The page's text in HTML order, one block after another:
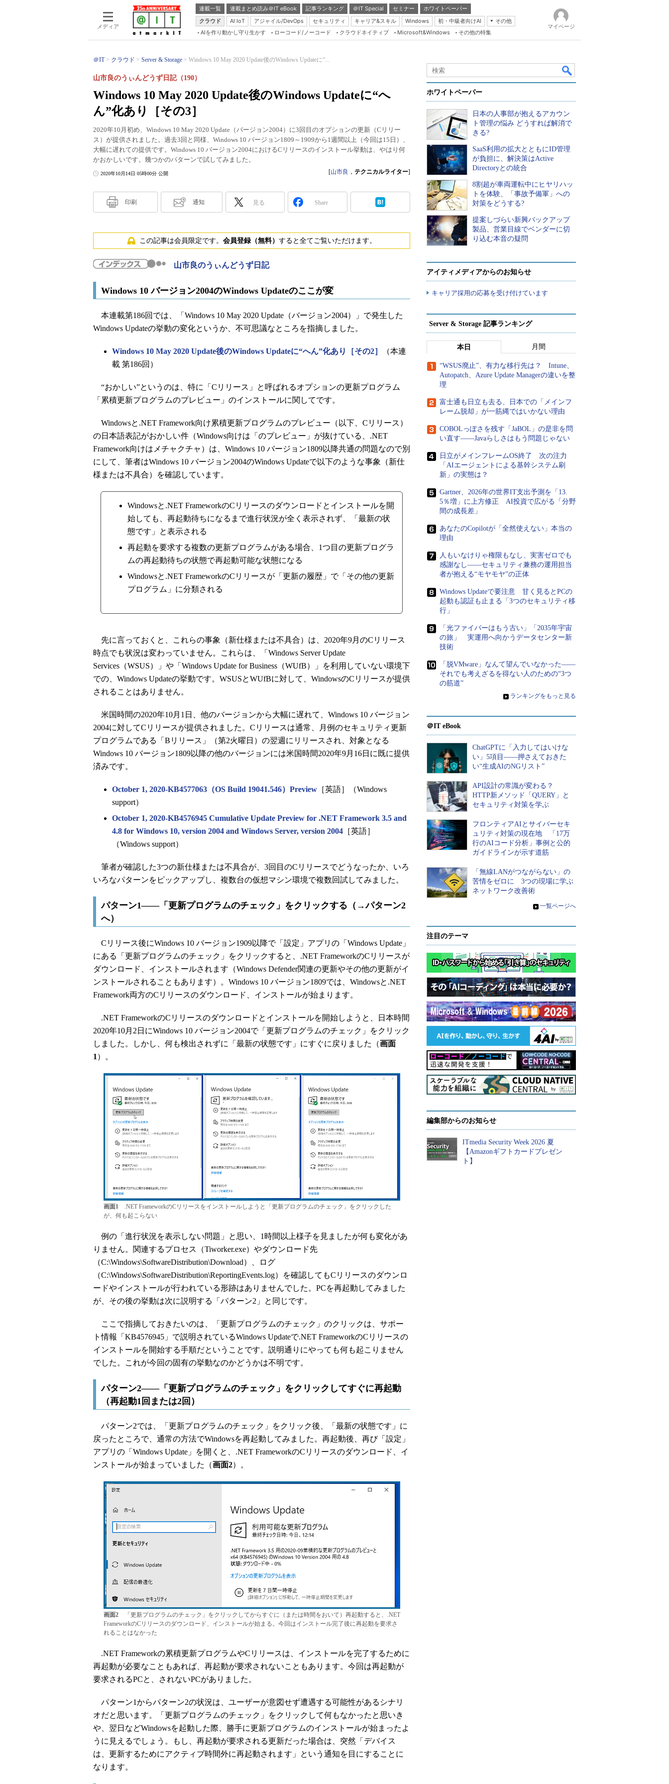
メディア
連載一覧 連載まとめ読み＠IT eBook 記事ランキング ＠IT Special セミナー
ホワイトペーパー
クラウド
AI IoT アジャイル/DevOps セキュリティ キャリア&スキル Windows 初・中級者向けAI
その他
Server & Storage
Database Expert
Linux ＆ OSS
Master of IP Network
Security & Trust
AIを作り動かし守り生かす ローコード/ノーコード クラウドネイティブ Microsoft&Windows その他の特集
マイページ
＠IT クラウド Server & Storage Windows 10 May 2020 Update後のWindows Updateに“...
Windows 10 May 2020 Update後のWindows Updateに“へ
ん”化あり［その3］
山市良のうぃんどうず日記（190）
2020年10月初め、Windows 10 May 2020 Update（バージョン2004）に3回目のオプションの更新（Cリリー
ス）が提供されました。過去3回と同様、Windows 10 バージョン1809～1909から1週間以上（今回は15日）、
大幅に遅れての提供です。Windows 10 バージョン2004におけるCリリースのインストール挙動は、やはり何
かおかしいです。幾つかのパターンで試してみました。
2020年10月14日 05時00分 公開 [山市良 ， テクニカルライター]
印刷 通知 見る Share
この記事は会員限定です。 会員登録（無料） すると全てご覧いただけます。
山市良のうぃんどうず日記
Windows 10 バージョン2004のWindows Updateのここが変
本連載第186回では、「Windows 10 May 2020 Update（バージョン2004）」で発生した
Windows Updateの挙動の変化というか、不可思議なところを指摘しました。
Windows 10 May 2020 Update後のWindows Updateに“へん”化あり［その2］
（本連
載 第186回）
“おかしい”というのは、特に「Cリリース」と呼ばれるオプションの更新プログラム
「累積更新プログラムのプレビュー」のインストールに関してです。
Windowsと.NET Framework向け累積更新プログラムのプレビュー（以下、Cリリース）
の日本語表記がおかしい件（Windows向けは「のプレビュー」が抜けている、.NET
Framework向けはメチャクチャ）は、Windows 10 バージョン1809以降共通の問題なので別
にして、筆者はWindows 10 バージョン2004のWindows Updateで以下のような事象（新仕
様または不具合）を確認しています。
Windowsと.NET FrameworkのCリリースのダウンロードとインストールを開
始しても、再起動待ちになるまで進行状況が全く表示されず、「最新の状
態です」と表示される
再起動を要求する複数の更新プログラムがある場合、1つ目の更新プログラ
ムの再起動待ちの状態で再起動可能な状態になる
Windowsと.NET FrameworkのCリリースが「更新の履歴」で「その他の更新
プログラム」に分類される
先に言っておくと、これらの事象（新仕様または不具合）は、2020年9月のCリリース
時点でも状況は変わっていません。これらは、「Windows Server Update
Services（WSUS）」や「Windows Update for Business（WUfB）」を利用していない環境下
での、Windows Updateの挙動です。WSUSとWUfBに対して、WindowsのCリリースが提供
されることはありません。
米国時間の2020年10月1日、他のバージョンから大幅に遅れて、Windows 10 バージョン
2004に対してCリリースが提供されました。Cリリースは通常、月例のセキュリティ更新
プログラムである「Bリリース」（第2火曜日）の翌週にリリースされ、対象となる
Windows 10 バージョン1809以降の他のバージョンには米国時間2020年9月16日に既に提供
済みです。
October 1, 2020-KB4577063（OS Build 19041.546）Preview ［英語］（Windows
support）
October 1, 2020-KB4576945 Cumulative Update Preview for .NET Framework 3.5 and
4.8 for Windows 10, version 2004 and Windows Server, version 2004 ［英語］
（Windows support）
筆者が確認した3つの新仕様または不具合が、3回目のCリリースでどうなったか、いろ
いろなパターンをピックアップし、複数台の仮想マシン環境で複数回試してみました。
パターン1――「更新プログラムのチェック」をクリックする（→パターン2
へ）
Cリリース後にWindows 10 バージョン1909以降で「設定」アプリの「Windows Update」
にある「更新プログラムのチェック」をクリックすると、.NET FrameworkのCリリースが
ダウンロード、インストールされます（Windows Defender関連の更新やその他の更新がイ
ンストールされることもあります）。Windows 10 バージョン1809では、Windowsと.NET
Framework両方のCリリースのダウンロード、インストールが始まります。
.NET FrameworkのCリリースのダウンロードとインストールを開始しようと、日本時間
2020年10月2日にWindows 10 バージョン2004で「更新プログラムのチェック」をクリック
しました。しかし、何も検出されずに「最新の状態です」にすぐに戻りました（画面
1 ）。
画面1.NET FrameworkのCリリースをインストールしようと「更新プログラムのチェック」をクリックした
が、何も起こらない
例の「進行状況を表示しない問題」と思い、1時間以上様子を見ましたが何も変化があ
りません。関連するプロセス（Tiworker.exe）やダウンロード先
（C:\Windows\SoftwareDistribution\Download）、ログ
（C:\Windows\SoftwareDistribution\ReportingEvents.log）を確認してもCリリースのダウンロ
ードやインストールが行われている形跡はありませんでした。PCを再起動してみました
が、その後の挙動は次に説明する「パターン2」と同じです。
ここで指摘しておきたいのは、「更新プログラムのチェック」のクリックは、サポー
ト情報「KB4576945」で説明されているWindows Updateで.NET FrameworkのCリリースの
インストールを開始する手順だということです。説明通りにやっても何も起こりません
でした。これが今回の固有の挙動なのかどうかは不明です。
パターン2――「更新プログラムのチェック」をクリックしてすぐに再起動
（再起動1回または2回）
パターン2では、「更新プログラムのチェック」をクリック後、「最新の状態です」に
戻ったところで、通常の方法でWindowsを再起動してみました。再起動後、再び「設定」
アプリの「Windows Update」を開くと、.NET FrameworkのCリリースのダウンロード、イ
ンストールが始まっていました（画面2）。
画面2「更新プログラムのチェック」をクリックしてからすぐに（または時間をおいて）再起動すると、.NET
FrameworkのCリリースのダウンロード、インストールが始まる。今回はインストール完了後に再起動を要求さ
れることはなかった
.NET Frameworkの累積更新プログラムやCリリースは、インストールを完了するために
再起動が必要なこともあれば、再起動が要求されないこともあります。今回は再起動が
要求されるPCと、されないPCがありました。
パターン1からパターン2の状況は、ユーザーが意図せず遭遇する可能性があるシナリ
オだと思います。「更新プログラムのチェック」をクリックして何もなかったと思いき
や、翌日などWindowsを起動した際、勝手に更新プログラムのインストールが始まったよ
うに見えるでしょう。もし、再起動が要求される更新だった場合は、突然「デバイス
は、更新するためにアクティブ時間外に再起動されます」という通知を目にすることに
なります。
ホワイトペーパー
日本の人事部が抱えるアカウン
ト管理の悩み どうすれば解消で
きる?
SaaS利用の拡大とともにID管理
が負担に、解決策はActive
Directoryとの統合
8割超が車両運転中にヒヤリハッ
トを体験、「事故予備軍」への
対策をどうする?
提案しづらい新興バックアップ
製品、営業目線でベンダーに切
り込む本音の疑問
アイティメディアからのお知らせ
キャリア採用の応募を受け付けています
Server & Storage 記事ランキング
本日 月間
“WSUS廃止”、有力な移行先は？ Intune、
Autopatch、Azure Update Managerの違いを整
理
富士通も日立も去る、日本での「メインフ
レーム脱却」が一筋縄ではいかない理由
COBOLっぽさを残す「JaBOL」の是非を問
い直す――Javaらしさはもう問題じゃない
日立がメインフレームOS終了 次の注力
「AIエージェントによる基幹システム刷
新」の実態は？
Gartner、2026年の世界IT支出予測を「13.
5％増」に上方修正 AI投資で広がる「分野
間の成長差」
あなたのCopilotが「全然使えない」本当の
理由
人もいなけりゃ権限もなし、実害ゼロでも
感謝なし――セキュリティ兼務の運用担当
者が抱える“モヤモヤ”の正体
Windows Updateで要注意 甘く見るとPCの
起動も認証も止まる「3つのセキュリティ移
行」
「光ファイバーはもう古い」「2035年宇宙
の旅」 実運用へ向かうデータセンター新
技術
「脱VMware」なんて望んでいなかった――
それでも考えざるを得ない人のための“3つ
の筋道”
» ランキングをもっと見る
＠IT eBook
ChatGPTに「入力してはいけな
い」5項目――押さえておきた
い“生成AIのNGリスト”
API設計の常識が変わる？
HTTP新メソッド「QUERY」と
セキュリティ対策を学ぶ
フロンティアAIとサイバーセキ
ュリティ対策の現在地 「17万
行のAIコード分析」事例と公的
ガイドラインが示す道筋
「無線LANがつながらない」の
苦情をゼロに 3つの現場に学ぶ
ネットワーク改善術
» 一覧ページへ
注目のテーマ
編集部からのお知らせ
ITmedia Security Week 2026 夏
【Amazonギフトカードプレゼン
ト】